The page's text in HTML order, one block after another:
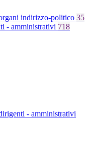
indirizzo-politico 35
- amministrativi 718
- amministrativi